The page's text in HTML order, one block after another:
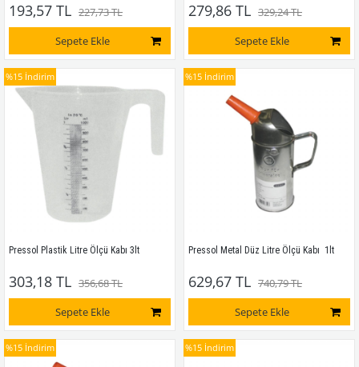
193,57 TL 227,73 TL
Sepete Ekle
279,86 TL 329,24 TL
Sepete Ekle
Pressol Plastik Litre Ölçü Kabı 3lt
303,18 TL 356,68 TL
Sepete Ekle
%15 İndirim
Pressol Metal Düz Litre Ölçü Kabı  1lt
629,67 TL 740,79 TL
Sepete Ekle
%15 İndirim
%15 İndirim %15 İndirim